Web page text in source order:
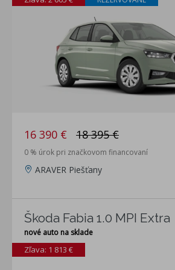
16 390 € 18 395 €
0 % úrok pri značkovom financovaní
ARAVER Piešťany
Škoda Fabia 1.0 MPI Extra
nové auto na sklade
Zľava: 1 813 €